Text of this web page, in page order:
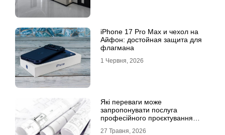
iPhone 17 Pro Max и чехол на
Айфон: достойная защита для
флагмана
1 Червня, 2026
Які переваги може
запропонувати послуга
професійного проєктування
27 Травня, 2026